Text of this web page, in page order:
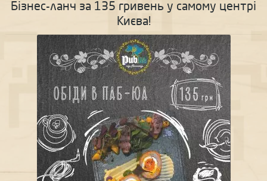
Бізнес-ланч за 135 гривень у самому центрі
Києва!